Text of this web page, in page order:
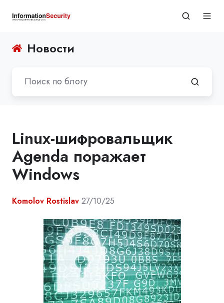
Новости
Linux-шифровальщик
Agenda поражает
Windows
Komolov Rostislav 27/10/25